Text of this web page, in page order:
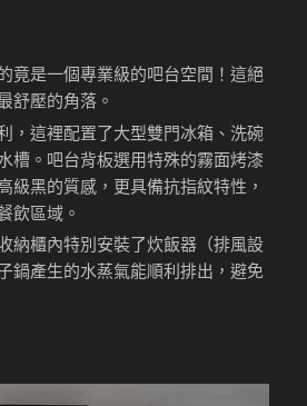
竟是一個專業級的吧台空間！這絕
舒壓的角落。
，這裡配置了大型雙門冰箱、洗碗
槽。吧台背板選用特殊的霧面烤漆
級黑的質感，更具備抗指紋特性，
飲區域。
納櫃內特別安裝了炊飯器（排風設
鍋產生的水蒸氣能順利排出，避免